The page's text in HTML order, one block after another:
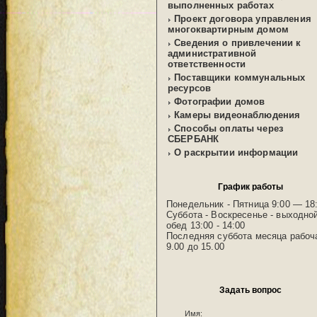
выполненных работах
Проект договора управления
многоквартирным домом
Сведения о привлечении к
административной
ответственности
Поставщики коммунальных
ресурсов
Фотографии домов
Камеры видеонаблюдения
Способы оплаты через
СБЕРБАНК
О раскрытии информации
График работы
Понедельник - Пятница 9:00 —
Суббота - Воскресенье -
обед 13:00 - 14:00
Последняя суббота месяца
9.00 до 15.00
Задать вопрос
Имя: